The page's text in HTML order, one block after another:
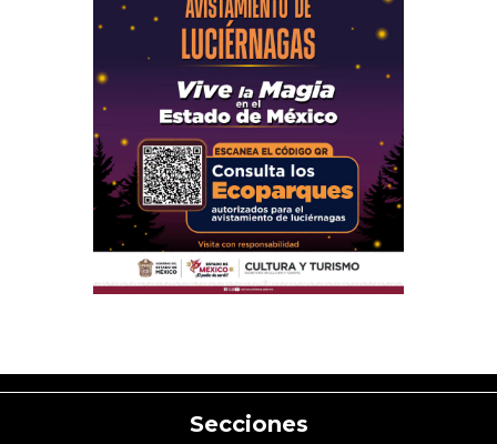
Secciones